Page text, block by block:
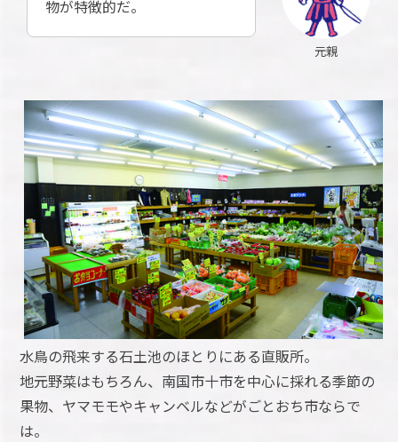
元親
物が特徴的だ。
水鳥の飛来する石土池のほとりにある直販所。
地元野菜はもちろん、南国市十市を中心に採れる季節の
果物、ヤマモモやキャンベルなどがごとおち市ならで
は。